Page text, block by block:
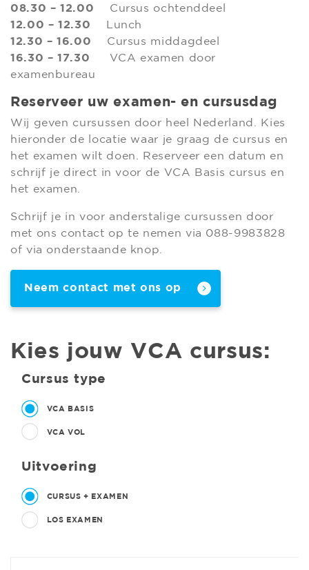
08.30 – 12.00 Cursus ochtenddeel
12.00 – 12.30 Lunch
12.30 – 16.00 Cursus middagdeel
16.30 – 17.30 VCA examen door
examenbureau
Reserveer uw examen- en cursusdag
Wij geven cursussen door heel Nederland. Kies
hieronder de locatie waar je graag de cursus en
het examen wilt doen. Reserveer een datum en
schrijf je direct in voor de VCA Basis cursus en
het examen.
Schrijf je in voor anderstalige cursussen door
met ons contact op te nemen via 088-9983828
of via onderstaande knop.
Neem contact met ons op
Kies jouw VCA cursus:
Cursus type
VCA BASIS
VCA VOL
Uitvoering
CURSUS + EXAMEN
LOS EXAMEN